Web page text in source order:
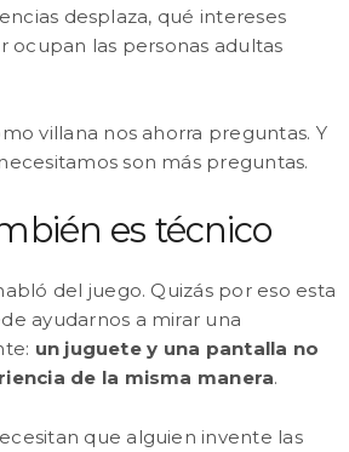
desplaza, qué intereses
ocupan las personas adultas
villana nos ahorra preguntas. Y
son más preguntas.
es técnico
del juego. Quizás por eso esta
ayudarnos a mirar una
un juguete y una pantalla no
de la misma manera.
que alguien invente las